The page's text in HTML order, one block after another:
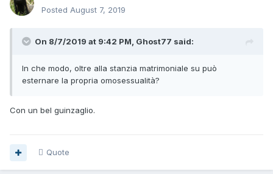
Posted August 7, 2019
On 8/7/2019 at 9:42 PM, Ghost77 said:
In che modo, oltre alla stanzia matrimoniale su può
esternare la propria omosessualità?
Con un bel guinzaglio.
Quote